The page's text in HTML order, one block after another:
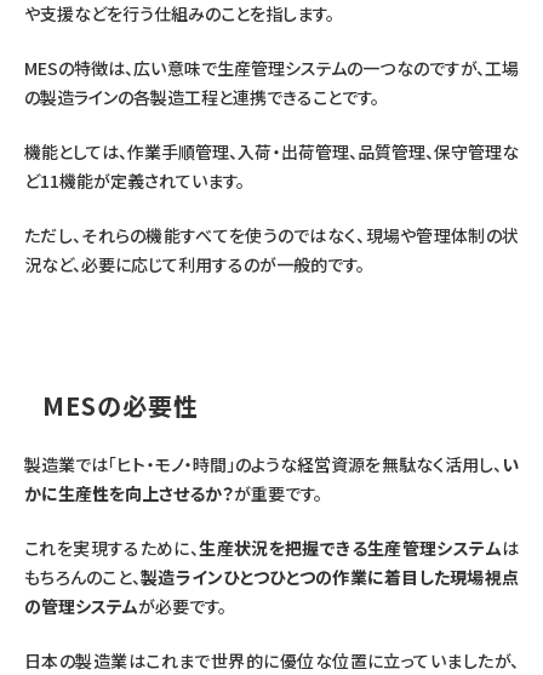
や支援などを行う仕組みのことを指します。
MESの特徴は、広い意味で生産管理システムの一つなのですが、工場
の製造ラインの各製造工程と連携できることです。
機能としては、作業手順管理、入荷・出荷管理、品質管理、保守管理な
ど11機能が定義されています。
ただし、それらの機能すべてを使うのではなく、現場や管理体制の状
況など、必要に応じて利用するのが一般的です。
MESの必要性
製造業では「ヒト・モノ・時間」のような経営資源を無駄なく活用し、 い
かに生産性を向上させるか？が重要です。
これを実現するために、生産状況を把握できる生産管理システムは
もちろんのこと、製造ラインひとつひとつの作業に着目した現場視点
の管理システムが必要です。
日本の製造業はこれまで世界的に優位な位置に立っていましたが、